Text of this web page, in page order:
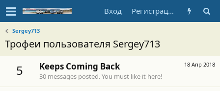
Вход Регистрация
Sergey713
Трофеи пользователя Sergey713
5 18 Апр 2018
Keeps Coming Back
30 messages posted. You must like it here!